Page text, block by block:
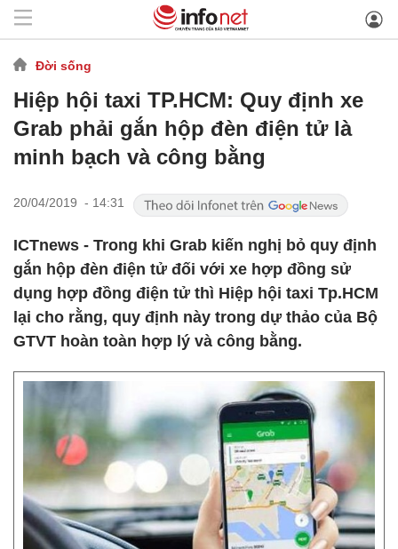
Đời sống
Hiệp hội taxi TP.HCM: Quy định xe
Grab phải gắn hộp đèn điện tử là
minh bạch và công bằng
20/04/2019 - 14:31
ICTnews - Trong khi Grab kiến nghị bỏ quy định
gắn hộp đèn điện tử đối với xe hợp đồng sử
dụng hợp đồng điện tử thì Hiệp hội taxi Tp.HCM
lại cho rằng, quy định này trong dự thảo của Bộ
GTVT hoàn toàn hợp lý và công bằng.